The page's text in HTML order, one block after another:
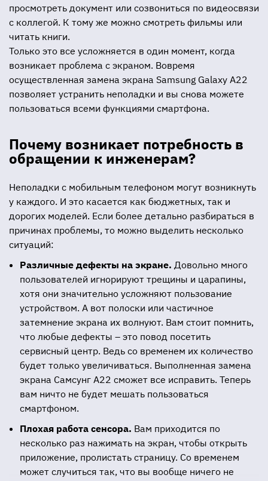
просмотреть документ или созвониться по видеосвязи
с коллегой. К тому же можно смотреть фильмы или
читать книги.
Только это все усложняется в один момент, когда
возникает проблема с экраном. Вовремя
осуществленная замена экрана Samsung Galaxy A22
позволяет устранить неполадки и вы снова можете
пользоваться всеми функциями смартфона.
Почему возникает потребность в
обращении к инженерам?
Неполадки с мобильным телефоном могут возникнуть
у каждого. И это касается как бюджетных, так и
дорогих моделей. Если более детально разбираться в
причинах проблемы, то можно выделить несколько
ситуаций:
Различные дефекты на экране. Довольно много
пользователей игнорируют трещины и царапины,
хотя они значительно усложняют пользование
устройством. А вот полоски или частичное
затемнение экрана их волнуют. Вам стоит помнить,
что любые дефекты – это повод посетить
сервисный центр. Ведь со временем их количество
будет только увеличиваться. Выполненная замена
экрана Самсунг А22 сможет все исправить. Теперь
вам ничто не будет мешать пользоваться
смартфоном.
Плохая работа сенсора. Вам приходится по
несколько раз нажимать на экран, чтобы открыть
приложение, пролистать страницу. Со временем
может случиться так, что вы вообще ничего не